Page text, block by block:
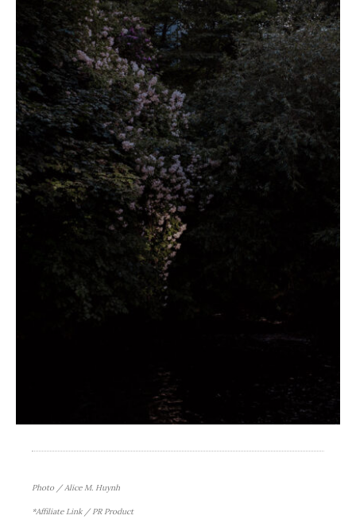
Photo / Alice M. Huynh
*Affiliate Link / PR Product